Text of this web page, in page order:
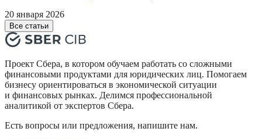
20 января 2026
Все статьи
Проект Сбера, в котором обучаем работать со сложными
финансовыми продуктами для юридических лиц. Помогаем
бизнесу ориентироваться в экономической ситуации
и финансовых рынках. Делимся профессиональной
аналитикой от экспертов Сбера.
Есть вопросы или предложения, напишите нам.